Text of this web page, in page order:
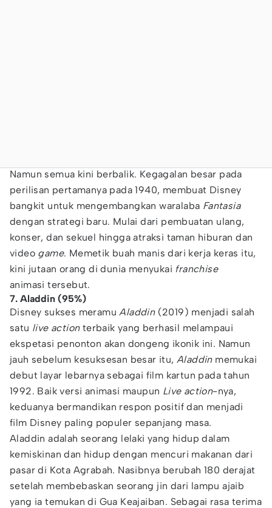
Namun semua kini berbalik. Kegagalan besar pada
perilisan pertamanya pada 1940, membuat Disney
bangkit untuk mengembangkan waralaba Fantasia
dengan strategi baru. Mulai dari pembuatan ulang,
konser, dan sekuel hingga atraksi taman hiburan dan
video game. Memetik buah manis dari kerja keras itu,
kini jutaan orang di dunia menyukai franchise
animasi tersebut.
7. Aladdin (95%)
Disney sukses meramuAladdin(2019) menjadi salah
satu live actionterbaik yang berhasil melampaui
ekspetasi penonton akan dongeng ikonik ini. Namun
jauh sebelum kesuksesan besar itu, Aladdinmemukai
debut layar lebarnya sebagai film kartun pada tahun
1992. Baik versi animasi maupun Live action-nya,
keduanya bermandikan respon positif dan menjadi
film Disney paling populer sepanjang masa.
Aladdin adalah seorang lelaki yang hidup dalam
kemiskinan dan hidup dengan mencuri makanan dari
pasar di Kota Agrabah. Nasibnya berubah 180 derajat
setelah membebaskan seorang jin dari lampu ajaib
yang ia temukan di Gua Keajaiban. Sebagai rasa terima